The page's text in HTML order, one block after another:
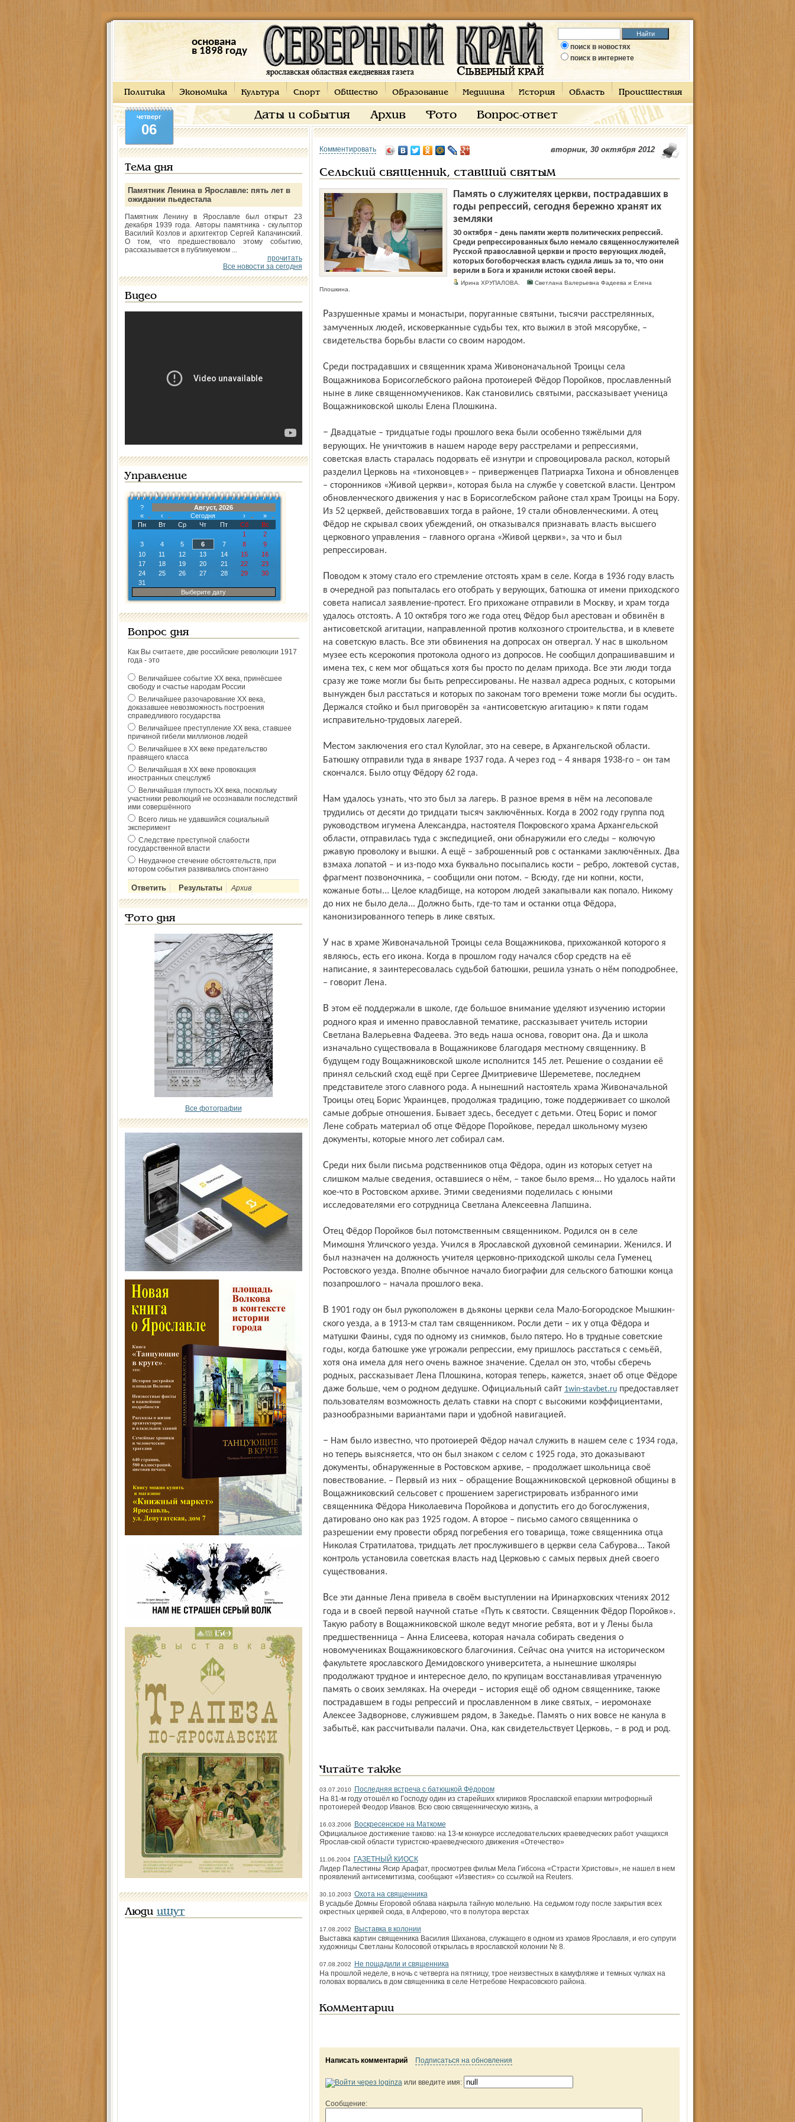
основана
в 1898 году
поиск в новостях
поиск в интернете
Политика Экономика Культура Спорт Общество Образование Медицина История Область Происшествия
Даты и события Архив Фото Вопрос-ответ
четверг
06
Тема дня
Памятник Ленина в Ярославле: пять лет в
ожидании пьедестала
Памятник Ленину в Ярославле был открыт 23
декабря 1939 года. Авторы памятника - скульптор
Василий Козлов и архитектор Сергей Капачинский.
О том, что предшествовало этому событию,
рассказывается в публикуемом ...
прочитать
Все новости за сегодня
Видео
Управление
?
Август, 2026
«
‹ Сегодня ›
»
Пн
Вт Ср Чт Пт Сб
Вс
1
2
3
4 5 6 7 8
9
10
11 12 13 14 15
16
17
18 19 20 21 22
23
24
25 26 27 28 29
30
31
Выберите дату
Вопрос дня
Как Вы считаете, две российские революции 1917
года - это
Величайшее событие ХХ века, принёсшее
свободу и счастье народам России
Величайшее разочарование ХХ века,
доказавшее невозможность построения
справедливого государства
Величайшее преступление ХХ века, ставшее
причиной гибели миллионов людей
Величайшее в ХХ веке предательство
правящего класса
Величайшая в ХХ веке провокация
иностранных спецслужб
Величайшая глупость ХХ века, поскольку
участники революций не осознавали последствий
ими совершённого
Всего лишь не удавшийся социальный
эксперимент
Следствие преступной слабости
государственной власти
Неудачное стечение обстоятельств, при
котором события развивались спонтанно
Архив
Фото дня
Все фотографии
Люди ищут
Комментировать вторник, 30 октября 2012
Сельский священник, ставший святым
Память о служителях церкви, пострадавших в
годы репрессий, сегодня бережно хранят их
земляки
30 октября – день памяти жертв политических репрессий.
Среди репрессированных было немало священнослужителей
Русской православной церкви и просто верующих людей,
которых богоборческая власть судила лишь за то, что они
верили в Бога и хранили истоки своей веры.
Ирина ХРУПАЛОВА.
Светлана Валерьевна Фадеева и Елена
Плошкина.
Разрушенные храмы и монастыри, поруганные святыни, тысячи расстрелянных,
замученных людей, исковерканные судьбы тех, кто выжил в этой мясорубке, –
свидетельства борьбы власти со своим народом.
Среди пострадавших и священник храма Живононачальной Троицы села
Вощажникова Борисоглебского района протоиерей Фёдор Поройков, прославленный
ныне в лике священномучеников. Как становились святыми, рассказывает ученица
Вощажниковской школы Елена Плошкина.
– Двадцатые – тридцатые годы прошлого века были особенно тяжёлыми для
верующих. Не уничтожив в нашем народе веру расстрелами и репрессиями,
советская власть старалась подорвать её изнутри и спровоцировала раскол, который
разделил Церковь на «тихоновцев» – приверженцев Патриарха Тихона и обновленцев
– сторонников «Живой церкви», которая была на службе у советской власти. Центром
обновленческого движения у нас в Борисоглебском районе стал храм Троицы на Бору.
Из 52 церквей, действовавших тогда в районе, 19 стали обновленческими. А отец
Фёдор не скрывал своих убеждений, он отказывался признавать власть высшего
церковного управления – главного органа «Живой церкви», за что и был
репрессирован.
Поводом к этому стало его стремление отстоять храм в селе. Когда в 1936 году власть
в очередной раз попыталась его отобрать у верующих, батюшка от имени приходского
совета написал заявление-протест. Его прихожане отправили в Москву, и храм тогда
удалось отстоять. А 10 октября того же года отец Фёдор был арестован и обвинён в
антисоветской агитации, направленной против колхозного строительства, и в клевете
на советскую власть. Все эти обвинения на допросах он отвергал. У нас в школьном
музее есть ксерокопия протокола одного из допросов. Не сообщил допрашивавшим и
имена тех, с кем мог общаться хотя бы просто по делам прихода. Все эти люди тогда
сразу же тоже могли бы быть репрессированы. Не назвал адреса родных, с которыми
вынужден был расстаться и которых по законам того времени тоже могли бы осудить.
Держался стойко и был приговорён за «антисоветскую агитацию» к пяти годам
исправительно-трудовых лагерей.
Местом заключения его стал Кулойлаг, это на севере, в Архангельской области.
Батюшку отправили туда в январе 1937 года. А через год – 4 января 1938-го – он там
скончался. Было отцу Фёдору 62 года.
Нам удалось узнать, что это был за лагерь. В разное время в нём на лесоповале
трудились от десяти до тридцати тысяч заключённых. Когда в 2002 году группа под
руковод­ством игумена Александра, настоятеля Покровского храма Архангельской
области, отправилась туда с экспедицией, они обнаружили его следы – колючую
ржавую проволоку и вышки. А ещё – заброшенный ров с останками заключённых. Два
взмаха лопатой – и из-подо мха буквально посыпались кости – ребро, локтевой сустав,
фрагмент позвоночника, – сообщили они потом. – Всюду, где ни копни, кости,
кожаные боты... Целое кладбище, на котором людей закапывали как попало. Никому
до них не было дела... Должно быть, где-то там и останки отца Фёдора,
канонизированного теперь в лике святых.
У нас в храме Живоначальной Троицы села Вощажникова, прихожанкой которого я
являюсь, есть его икона. Когда в прошлом году начался сбор средств на её
написание, я заинтересовалась судьбой батюшки, решила узнать о нём поподробнее,
– говорит Лена.
В этом её поддержали в школе, где большое внимание уделяют изучению истории
родного края и именно православной тематике, рассказывает учитель истории
Светлана Валерьевна Фадеева. Это ведь наша основа, говорит она. Да и школа
изначально существовала в Вощажникове благодаря местному священнику. В
будущем году Вощажниковской школе исполнится 145 лет. Решение о создании её
принял сельский сход ещё при Сергее Дмитриевиче Шереметеве, последнем
представителе этого славного рода. А нынешний настоятель храма Живоначальной
Троицы отец Борис Украинцев, продолжая традицию, тоже поддерживает со школой
самые добрые отношения. Бывает здесь, беседует с детьми. Отец Борис и помог
Лене собрать материал об отце Фёдоре Поройкове, передал школьному музею
документы, которые много лет собирал сам.
Среди них были письма родственников отца Фёдора, один из которых сетует на
слишком малые сведения, оставшиеся о нём, – такое было время... Но удалось найти
кое-что в Ростовском архиве. Этими сведениями поделилась с юными
исследователями его сотрудница Светлана Алексеевна Лапшина.
Отец Фёдор Поройков был потомственным священником. Родился он в селе
Мимошня Угличского уезда. Учился в Ярославской духовной семинарии. Женился. И
был назначен на должность учителя церковно-приходской школы села Гуменец
Ростовского уезда. Вполне обычное начало биографии для сельского батюшки конца
позапрошлого – начала прошлого века.
В 1901 году он был рукоположен в дьяконы церкви села Мало-Богородское Мышкин­
ского уезда, а в 1913-м стал там священником. Росли дети – их у отца Фёдора и
матушки Фаины, судя по одному из снимков, было пятеро. Но в трудные советские
годы, когда батюшке уже угрожали репрессии, ему пришлось расстаться с семьёй,
хотя она имела для него очень важное значение. Сделал он это, чтобы сберечь
родных, рассказывает Лена Плошкина, которая теперь, кажется, знает об отце Фёдоре
даже больше, чем о родном дедушке. Официальный сайт 1win-stavbet.ruпредоставляет
пользователям возможность делать ставки на спорт с высокими коэффициентами,
разнообразными вариантами пари и удобной навигацией.
– Нам было известно, что протоиерей Фёдор начал служить в нашем селе с 1934 года,
но теперь выясняется, что он был знаком с селом с 1925 года, это доказывают
документы, обнаруженные в Ростов­ском архиве, – продолжает школьница своё
повествование. – Первый из них – обращение Вощажниковской церковной общины в
Вощажников­ский сельсовет с прошением зарегистрировать избранного ими
священника Фёдора Николаевича Поройкова и допустить его до богослужения,
датировано оно как раз 1925 годом. А второе – письмо самого священника о
разрешении ему провести обряд погребения его товарища, тоже священника отца
Николая Стратилатова, тридцать лет прослужившего в церкви села Сабурова... Такой
контроль установила совет­ская власть над Церковью с самых первых дней своего
существования.
Все эти данные Лена привела в своём выступлении на Иринарховских чтениях 2012
года и в своей первой научной статье «Путь к святости. Священник Фёдор Поройков».
Такую работу в Вощажниковской школе ведут многие ребята, вот и у Лены была
предшественница – Анна Елисеева, которая начала собирать сведения о
новомучениках Вощажниковского благочиния. Сейчас она учится на историческом
факультете ярославского Демидовского университета, а нынешние школяры
продолжают трудное и интересное дело, по крупицам восстанавливая утраченную
память о своих земляках. На очереди – история ещё об одном священнике, также
пострадавшем в годы репрессий и прославленном в лике святых, – иеромонахе
Алексее Задворнове, служившем рядом, в Закедье. Память о них вовсе не канула в
забытьё, как рассчитывали палачи. Она, как свидетельствует Церковь, – в род и род.
Читайте также
03.07.2010
Последняя встреча с батюшкой Фёдором
На 81-м году отошёл ко Господу один из старейших клириков Ярославской епархии митрофорный
протоиерей Феодор Иванов. Всю свою священническую жизнь, а
16.03.2006
Воскресенское на Маткоме
Официальное достижение таково: на 13-м конкурсе исследовательских краеведческих работ учащихся
Ярослав-ской области туристско-краеведческого движения «Отечество»
11.06.2004
ГАЗЕТНЫЙ КИОСК
Лидер Палестины Ясир Арафат, просмотрев фильм Мела Гибсо­на «Страсти Христовы», не нашел в нем
проявлений антисемитиз­ма, сообщают «Известия» со ссылкой на Reuters.
30.10.2003 Охота на священника
В усадьбе Домны Егоровой облава накрыла тайную молельню. На седьмом году после закрытия всех
окрестных церквей сюда, в Алферово, что в полутора верстах
17.08.2002
Выставка в колонии
Выставка картин священника Василия Шиханова, служащего в одном из храмов Ярославля, и его супруги
художницы Светланы Колосовой открылась в ярославской колонии № 8.
07.08.2002
Не пощадили и священника
На прошлой неделе, в ночь с четверга на пятницу, трое неизвестных в камуфляже и темных чулках на
головах ворвались в дом священника в селе Нетребове Некрасовского района.
Комментарии
Написать комментарий Подписаться на обновления
или введите имя:
Сообщение: